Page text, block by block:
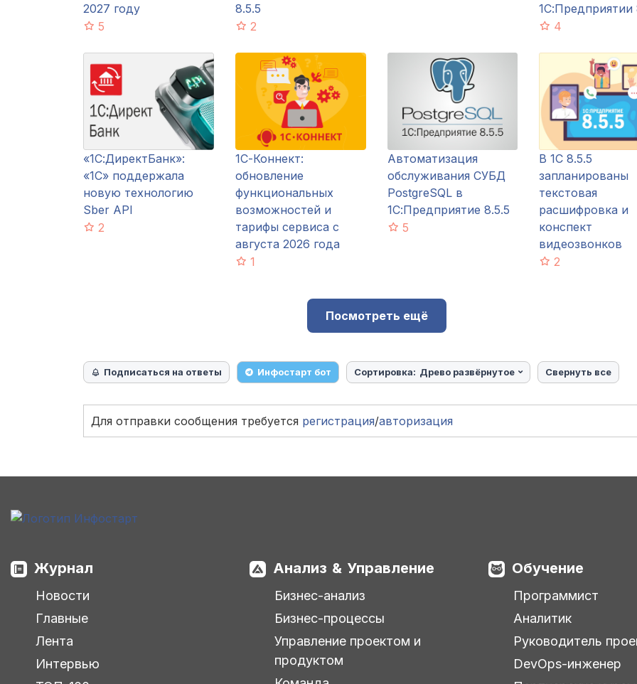
2027 году
5
8.5.5
2
1С:Предприятии
4
«1С:ДиректБанк»:
«1С» поддержала
новую технологию
Sber API
2
1С-Коннект:
обновление
функциональных
возможностей и
тарифы сервиса с
августа 2026 года
1
Автоматизация
обслуживания СУБД
PostgreSQL в
1С:Предприятие 8.5.5
5
В 1С 8.5.5
запланированы
текстовая
расшифровка и
конспект
видеозвонков
2
Посмотреть ещё
Подписаться на ответы Инфостарт бот Сортировка: Древо развёрнутое Свернуть все
Для отправки сообщения требуется регистрация/авторизация
Журнал
Новости
Главные
Лента
Интервью
Анализ & Управление
Бизнес-анализ
Бизнес-процессы
Управление проектом и
продуктом
Обучение
Программист
Аналитик
Руководитель
DevOps-инженер